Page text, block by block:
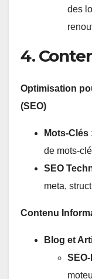
des
4.
Optimisation
(SEO)
Mots-Clés
de mots-
SEO
meta,
Contenu
Blog et